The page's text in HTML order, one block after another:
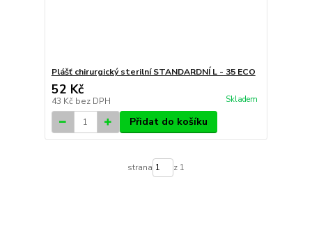
Plášť chirurgický sterilní STANDARDNÍ L - 35 ECO
52 Kč
43 Kč bez DPH Skladem
Přidat do košíku
strana z 1